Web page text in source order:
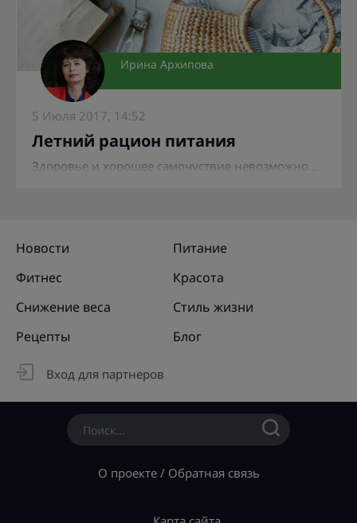
Ирина Архипова
5 Июля 2017, 14:52
Летний рацион питания
Здоровье и хорошее самочуствие невозможно...
Новости
Питание
Фитнес
Красота
Снижение веса
Стиль жизни
Рецепты
Блог
Вход для партнеров
О проекте/ Обратная связь